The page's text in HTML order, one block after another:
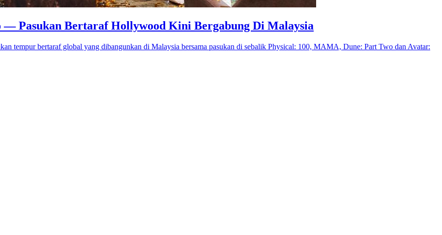
— Pasukan Bertaraf Hollywood Kini Bergabung Di Malaysia
tempur bertaraf global yang dibangunkan di Malaysia bersama pasukan di sebalik Physical: 100, MAMA, Dune: Part Two dan Avatar: